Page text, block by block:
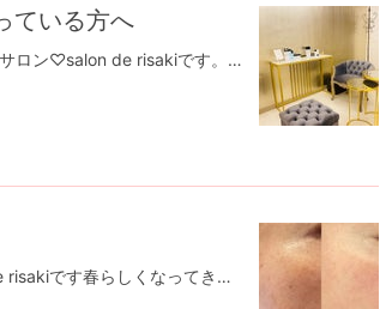
ている方へ
名古屋駅から徒歩5分の美肌改善エステサロン♡salon de risakiです。前回のブログからサロンの場所が変わりました✨シミを少しでも薄くしたい肝斑シミをなくしたい方、美容皮膚科でレーザー当てる前にぜひご相談ください。私も永らく悩んだ人です。サロンのお客様がどんどん笑顔になり、ファンデーションのつける量も減っているようです。お客様のシミの変化❗️レーザーを1度あてて、消えたかと思ったらまた出てきて、また違う美容皮膚科でレーザーあててだんだん濃くなられたお客様。少し時間はかかりますが確実に薄くなってます経過途中(左は初回、右は3ヶ月後)だんだん濃いシミが薄くなつてわれてきてます❗️経過途中(左は初回、右は3ヶ月後)少しずつ前進。右のお写真はサロン施術した途中のため、血行が良くなられているので少し顔がほんのり赤くなられてます。相談されたい方は公式LINEからぜひお問い合わせください♡・・・𖧷 salon de risaki 𖧷⁡完全個室、完全予約制⁡営業時間 10:00〜18:00⁡【お支払い方法】✳︎都度払い可能✳︎お客様に合わせたプランも考えます⁡✽現金支払い可✽カード支払い可✽paypay使用可能になりました⁡𖠿住所 名古屋市西区名駅２丁目34-17 セントラル名古屋505(目の前にルーセントタワーがあり、道挟んだ向えのビルに入っております)𖠋最寄り駅名古屋駅 高島屋から徒歩5分⁡✎公式LINE @995lvqeg(LINEより@マークつけて検索してください)⁡𓆐HP http://www.salon-de-risaki.comホットペパーからもご予約できます。👗お1人専用サロンですので、他のお客様と重なることのないようにご予約お取りしております。悩みが深い方でも安心して、お話できます⭐︎
こんにちは♡シミしわ肌質改善salon de risakiです春らしくなってきましたね🌼今日は天赦日、一粒万倍日、寅の日でとてもパワーが強い日なんだそう✨そして本日は純粋レチノールピールを導入すべく出張してきました。またこの凄さは別のブログにて！ますますお客様のお肌が綺麗になるようにしっかり学んで参ります✏️久しぶりにブログアップしていきます✨✨下はお肌の写真です。↓↓↓左が2年前、右は今若返ってます😆シミが薄くなるのはもちろんですが目の下の頬のあたり(鼻の横)の毛穴がしまって黒ずみや毛穴の大きさも変わって拡大するとよくわかりますが、毛穴がホントに目立たなくなってきました❤️無理な毛穴用のパックやマシンを当てると余計に毛穴は広がりますのでご注意❗️❗️❗️やってはいけないことは上記のこと。ご存知ですか？サロンでは必ず写真で記録してお客様のお肌の管理をさせて頂いております。より一層の笑顔がたくさんになりますようしっかりサポートしていきます💛𖧷 salon de risaki 𖧷⁡完全個室、完全予約制⁡営業時間 10:00〜18:00⁡【お支払い方法】✳︎都度払い可能✳︎お客様に合わせたプランも考えます⁡✽現金支払い可✽カード支払い可(1万円以上)✽paypay使用可能になりました✽振込み(カウンセリング後に商品購入の方)⁡𖠿住所 名古屋市西区名駅２丁目34-17 セントラル名古屋912(目の前にルーセントタワーがあり、道挟んだ向えのビルに入っております)𖠋最寄り駅名古屋駅 高島屋から徒歩5分⁡✎公式LINE @995lvqeg(LINEより@マークつけて検索してください)⁡𓆐HP http://www.salon-de-risaki.comホットペパーからもご予約できます。👗お1人専用サロンですので、他のお客様と重なることのないようにご予約お取りしております。悩みが深い方でも安心して、お話できます